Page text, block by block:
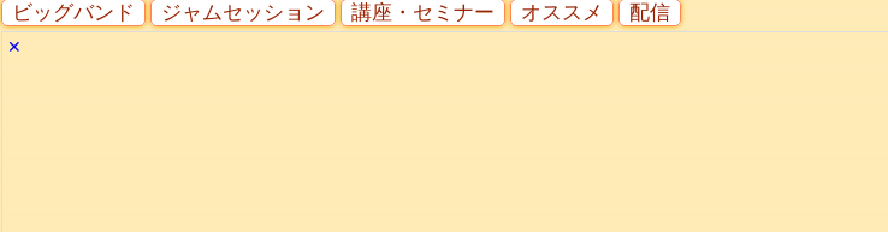
ビッグバンド
ジャムセッション 講座・セミナー オススメ 配信
✕